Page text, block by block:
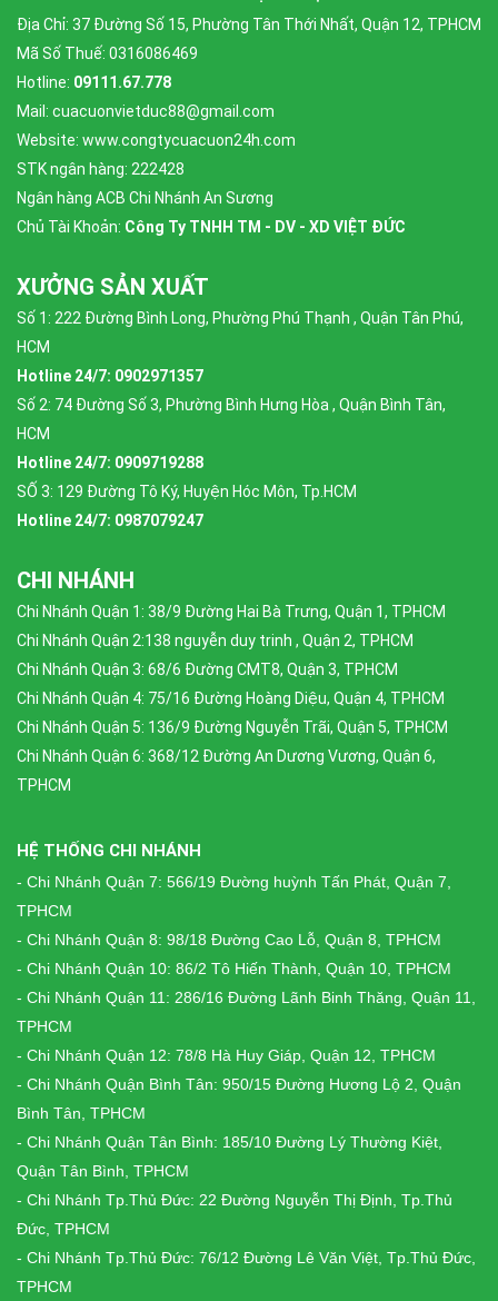
Địa Chỉ: 37 Đường Số 15, Phường Tân Thới Nhất, Quận 12, TPHCM
Mã Số Thuế: 0316086469
Hotline: 09111.67.778
Mail: cuacuonvietduc88@gmail.com
Website: www.congtycuacuon24h.com
STK ngân hàng: 222428
Ngân hàng ACB Chi Nhánh An Sương
Chủ Tài Khoản: Công Ty TNHH TM - DV - XD VIỆT ĐỨC
XƯỞNG SẢN XUẤT
Số 1: 222 Đường Bình Long, Phường Phú Thạnh , Quận Tân Phú,
HCM
Hotline 24/7: 0902971357
Số 2: 74 Đường Số 3, Phường Bình Hưng Hòa , Quận Bình Tân,
HCM
Hotline 24/7: 0909719288
SỐ 3: 129 Đường Tô Ký, Huyện Hóc Môn, Tp.HCM
Hotline 24/7: 0987079247
CHI NHÁNH
Chi Nhánh Quận 1: 38/9 Đường Hai Bà Trưng, Quận 1, TPHCM
Chi Nhánh Quận 2:138 nguyễn duy trinh , Quận 2, TPHCM
Chi Nhánh Quận 3: 68/6 Đường CMT8, Quận 3, TPHCM
Chi Nhánh Quận 4: 75/16 Đường Hoàng Diệu, Quận 4, TPHCM
Chi Nhánh Quận 5: 136/9 Đường Nguyễn Trãi, Quận 5, TPHCM
Chi Nhánh Quận 6: 368/12 Đường An Dương Vương, Quận 6,
TPHCM
HỆ THỐNG CHI NHÁNH
- Chi Nhánh Quận 7: 566/19 Đường huỳnh Tấn Phát, Quận 7,
TPHCM
- Chi Nhánh Quận 8: 98/18 Đường Cao Lỗ, Quận 8, TPHCM
- Chi Nhánh Quận 10: 86/2 Tô Hiến Thành, Quận 10, TPHCM
- Chi Nhánh Quận 11: 286/16 Đường Lãnh Binh Thăng, Quận 11,
TPHCM
- Chi Nhánh Quận 12: 78/8 Hà Huy Giáp, Quận 12, TPHCM
- Chi Nhánh Quận Bình Tân: 950/15 Đường Hương Lộ 2, Quận
Bình Tân, TPHCM
- Chi Nhánh Quận Tân Bình: 185/10 Đường Lý Thường Kiệt,
Quận Tân Bình, TPHCM
- Chi Nhánh Tp.Thủ Đức: 22 Đường Nguyễn Thị Định, Tp.Thủ
Đức, TPHCM
- Chi Nhánh Tp.Thủ Đức: 76/12 Đường Lê Văn Việt, Tp.Thủ Đức,
TPHCM